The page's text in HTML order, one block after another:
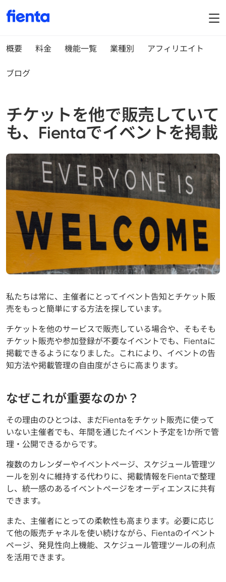
概要 料金 機能一覧 業種別 アフィリエイト
ブログ
チケットを他で販売していて
も、Fientaでイベントを掲載
私たちは常に、主催者にとってイベント告知とチケット販
売をもっと簡単にする方法を探しています。
チケットを他のサービスで販売している場合や、そもそも
チケット販売や参加登録が不要なイベントでも、Fientaに
掲載できるようになりました。これにより、イベントの告
知方法や掲載管理の自由度がさらに高まります。
なぜこれが重要なのか？
その理由のひとつは、まだFientaをチケット販売に使って
いない主催者でも、年間を通じたイベント予定を1か所で管
理・公開できるからです。
複数のカレンダーやイベントページ、スケジュール管理ツ
ールを別々に維持する代わりに、掲載情報をFientaで整理
し、統一感のあるイベントページをオーディエンスに共有
できます。
また、主催者にとっての柔軟性も高まります。必要に応じ
て他の販売チャネルを使い続けながら、Fientaのイベント
ページ、発見性向上機能、スケジュール管理ツールの利点
を活用できます。